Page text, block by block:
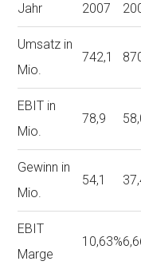
Jahr 2007
Umsatz in
Mio.
742,1
EBIT in
Mio.
78,9
Gewinn in
Mio.
54,1
EBIT
Marge
10,63%